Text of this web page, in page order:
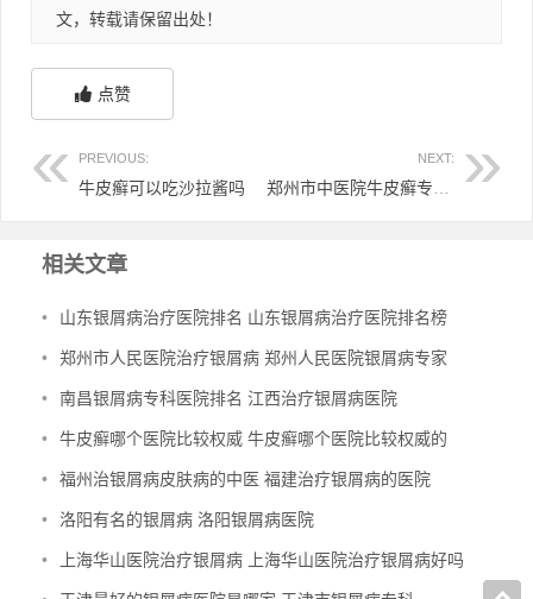
文，转载请保留出处！
点赞
PREVIOUS:
牛皮癣可以吃沙拉酱吗
NEXT:
相关文章
• 山东银屑病治疗医院排名 山东银屑病治疗医院排名榜
• 郑州市人民医院治疗银屑病 郑州人民医院银屑病专家
• 南昌银屑病专科医院排名 江西治疗银屑病医院
• 牛皮癣哪个医院比较权威 牛皮癣哪个医院比较权威的
• 福州治银屑病皮肤病的中医 福建治疗银屑病的医院
• 洛阳有名的银屑病 洛阳银屑病医院
• 上海华山医院治疗银屑病 上海华山医院治疗银屑病好吗